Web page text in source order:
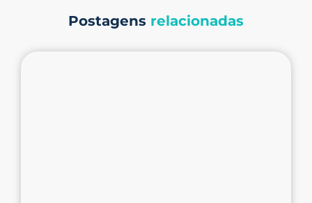
Postagens relacionadas